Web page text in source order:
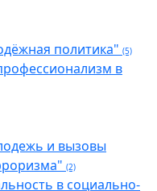
политика" (5)
в
и вызовы
(2)
в социально-